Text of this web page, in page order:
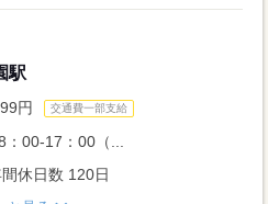
駅
円 交通費一部支給
：00-17：00（...
休日数 120日